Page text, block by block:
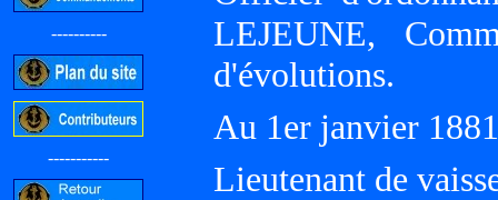
----------
-----------
LEJEUNE,
d'évolutions.
Au 1er janvier
Lieutenant de